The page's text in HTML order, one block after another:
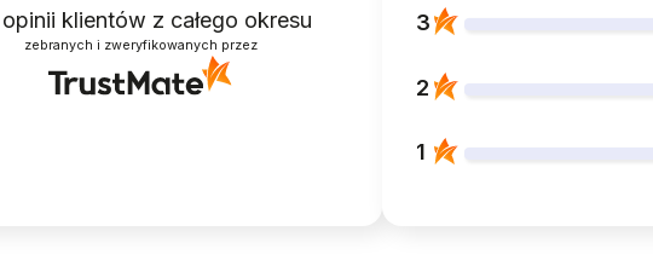
opinii klientów z całego okresu
zebranych i zweryfikowanych przez
3
2
1